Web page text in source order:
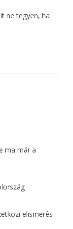
ne tegyen, ha
ma már a
elismerés